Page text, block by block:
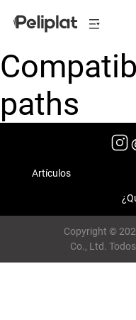
paths
Artículos
Copyright ©
Co., Ltd.